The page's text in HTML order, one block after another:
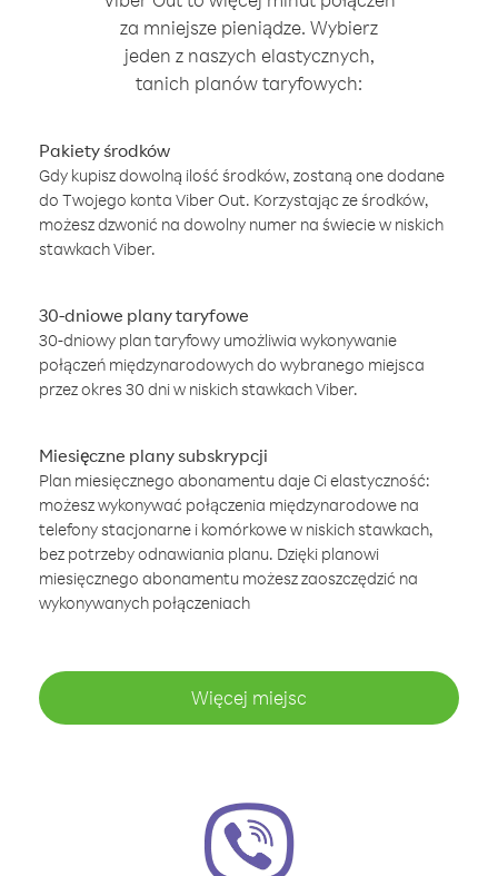
za mniejsze pieniądze. Wybierz
jeden z naszych elastycznych,
tanich planów taryfowych:
Pakiety środków
Gdy kupisz dowolną ilość środków, zostaną one dodane
do Twojego konta Viber Out. Korzystając ze środków,
możesz dzwonić na dowolny numer na świecie w niskich
stawkach Viber.
30-dniowe plany taryfowe
30-dniowy plan taryfowy umożliwia wykonywanie
połączeń międzynarodowych do wybranego miejsca
przez okres 30 dni w niskich stawkach Viber.
Miesięczne plany subskrypcji
Plan miesięcznego abonamentu daje Ci elastyczność:
możesz wykonywać połączenia międzynarodowe na
telefony stacjonarne i komórkowe w niskich stawkach,
bez potrzeby odnawiania planu. Dzięki planowi
miesięcznego abonamentu możesz zaoszczędzić na
wykonywanych połączeniach
Więcej miejsc